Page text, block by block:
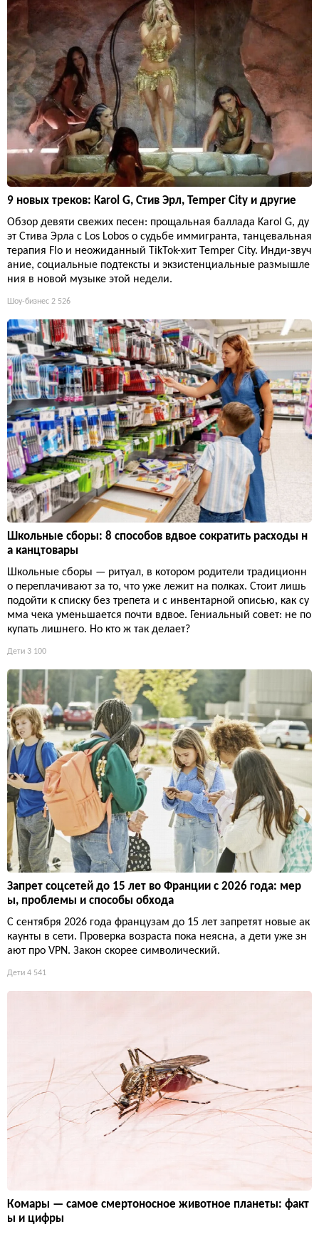
9 новых треков: Karol G, Стив Эрл, Temper City и другие
Обзор девяти свежих песен: прощальная баллада Karol G, ду
эт Стива Эрла с Los Lobos о судьбе иммигранта, танцевальная
терапия Flo и неожиданный TikTok-хит Temper City. Инди-звуч
ание, социальные подтексты и экзистенциальные размышле
ния в новой музыке этой недели.
Шоу-бизнес 2 526
Школьные сборы: 8 способов вдвое сократить расходы н
а канцтовары
Школьные сборы — ритуал, в котором родители традиционн
о переплачивают за то, что уже лежит на полках. Стоит лишь
подойти к списку без трепета и с инвентарной описью, как су
мма чека уменьшается почти вдвое. Гениальный совет: не по
купать лишнего. Но кто ж так делает?
Дети 3 100
Запрет соцсетей до 15 лет во Франции с 2026 года: мер
ы, проблемы и способы обхода
С сентября 2026 года французам до 15 лет запретят новые ак
каунты в сети. Проверка возраста пока неясна, а дети уже зн
ают про VPN. Закон скорее символический.
Дети 4 541
Комары — самое смертоносное животное планеты: факт
ы и цифры